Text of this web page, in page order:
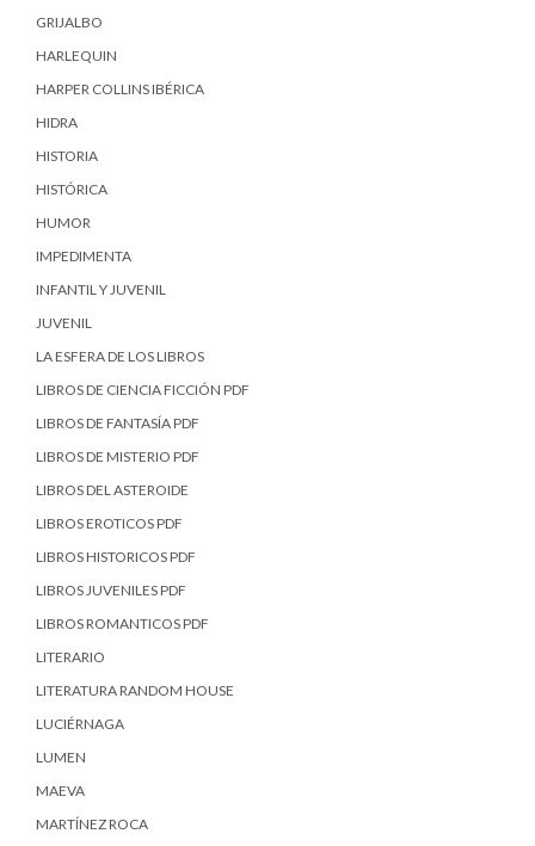
GRIJALBO
HARLEQUIN
HARPER COLLINS IBÉRICA
HIDRA
HISTORIA
HISTÓRICA
HUMOR
IMPEDIMENTA
INFANTIL Y JUVENIL
JUVENIL
LA ESFERA DE LOS LIBROS
LIBROS DE CIENCIA FICCIÓN PDF
LIBROS DE FANTASÍA PDF
LIBROS DE MISTERIO PDF
LIBROS DEL ASTEROIDE
LIBROS EROTICOS PDF
LIBROS HISTORICOS PDF
LIBROS JUVENILES PDF
LIBROS ROMANTICOS PDF
LITERARIO
LITERATURA RANDOM HOUSE
LUCIÉRNAGA
LUMEN
MAEVA
MARTÍNEZ ROCA